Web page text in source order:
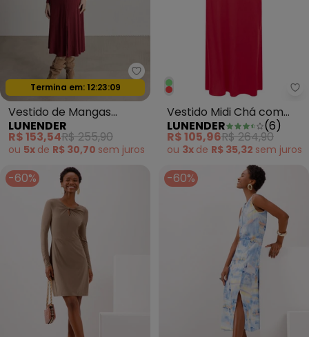
Lunender - Vestido de Mangas
Oferta relâmpago
Termina em: 12:23:07
Vestido de Mangas
Longas em Malha
Canelada Bordo
LUNENDER
R$ 153,54R$ 255,90
ou 5x de R$ 30,70 sem juros
Vestido Midi Chá com
Gola em Viscose
Vermelho
LUNENDER (6)
R$ 105,96R$ 264,90
ou 3x de R$ 35,32 sem juros
-60% -60%